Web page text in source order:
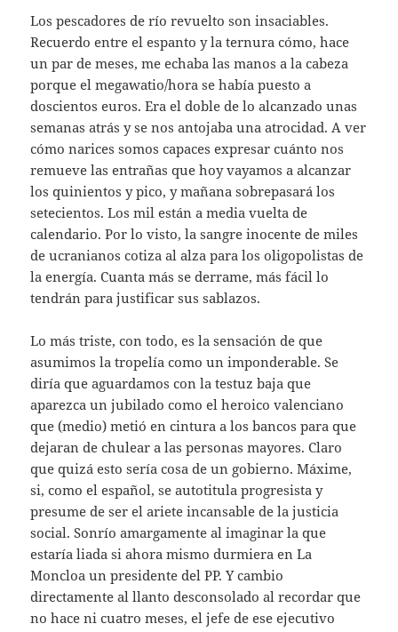
Los pescadores de río revuelto son insaciables.
Recuerdo entre el espanto y la ternura cómo, hace
un par de meses, me echaba las manos a la cabeza
porque el megawatio/hora se había puesto a
doscientos euros. Era el doble de lo alcanzado unas
semanas atrás y se nos antojaba una atrocidad. A ver
cómo narices somos capaces expresar cuánto nos
remueve las entrañas que hoy vayamos a alcanzar
los quinientos y pico, y mañana sobrepasará los
setecientos. Los mil están a media vuelta de
calendario. Por lo visto, la sangre inocente de miles
de ucranianos cotiza al alza para los oligopolistas de
la energía. Cuanta más se derrame, más fácil lo
tendrán para justificar sus sablazos.
Lo más triste, con todo, es la sensación de que
asumimos la tropelía como un imponderable. Se
diría que aguardamos con la testuz baja que
aparezca un jubilado como el heroico valenciano
que (medio) metió en cintura a los bancos para que
dejaran de chulear a las personas mayores. Claro
que quizá esto sería cosa de un gobierno. Máxime,
si, como el español, se autotitula progresista y
presume de ser el ariete incansable de la justicia
social. Sonrío amargamente al imaginar la que
estaría liada si ahora mismo durmiera en La
Moncloa un presidente del PP. Y cambio
directamente al llanto desconsolado al recordar que
no hace ni cuatro meses, el jefe de ese ejecutivo